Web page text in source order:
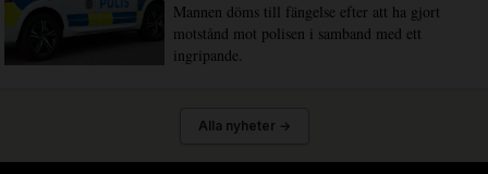
Mannen döms till fängelse efter att ha gjort
motstånd mot polisen i samband med ett
ingripande.
Alla nyheter →